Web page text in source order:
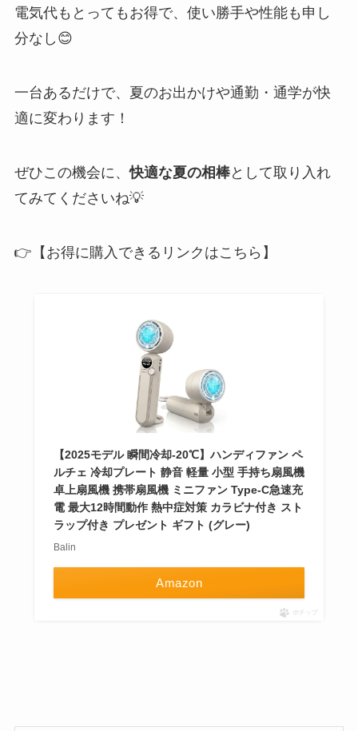
電気代もとってもお得で、使い勝手や性能も申し
分なし😊
一台あるだけで、夏のお出かけや通勤・通学が快
適に変わります！
ぜひこの機会に、快適な夏の相棒として取り入れ
てみてくださいね💡
👉【お得に購入できるリンクはこちら】
【2025モデル 瞬間冷却-20℃】ハンディファン ペ
ルチェ 冷却プレート 静音 軽量 小型 手持ち扇風機
卓上扇風機 携帯扇風機 ミニファン Type-C急速充
電 最大12時間動作 熱中症対策 カラビナ付き スト
ラップ付き プレゼント ギフト (グレー)
Balin
Amazon
ポチップ